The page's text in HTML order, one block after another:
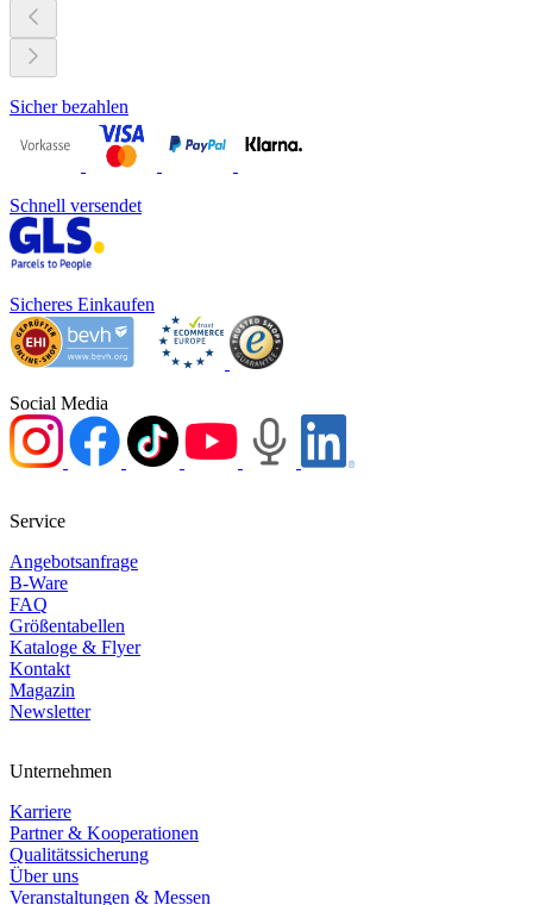
Sicher bezahlen
Schnell versendet
Sicheres Einkaufen
Social Media
Service
Angebotsanfrage
B-Ware
FAQ
Größentabellen
Kataloge & Flyer
Kontakt
Magazin
Newsletter
Unternehmen
Karriere
Partner & Kooperationen
Qualitätssicherung
Über uns
Veranstaltungen & Messen